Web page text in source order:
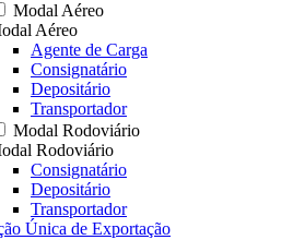
Modal Aéreo
Aéreo
Agente de Carga
Consignatário
Depositário
Transportador
Modal Rodoviário
Rodoviário
Consignatário
Depositário
Transportador
Única de Exportação